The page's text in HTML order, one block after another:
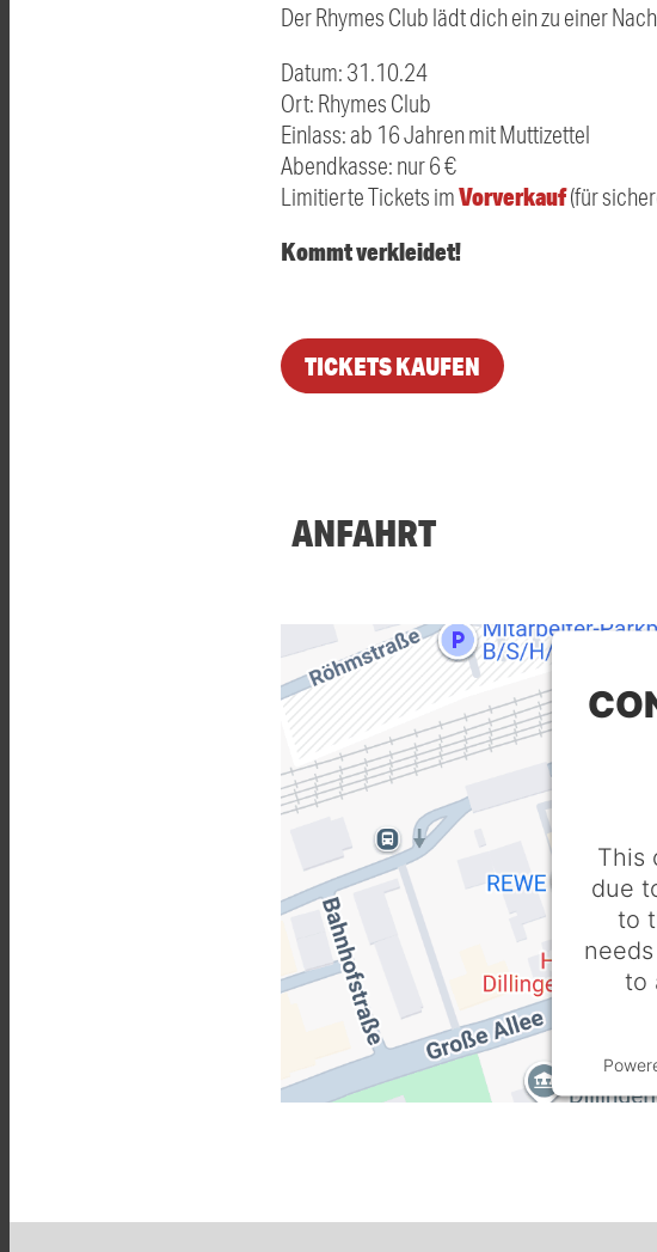
Der Rhymes Club lädt dich ein zu einer
Datum: 31.10.24
Ort: Rhymes Club
Einlass: ab 16 Jahren mit Muttizettel
Abendkasse: nur 6 €
Limitierte Tickets imVorverkauf(für
Kommt verkleidet!
TICKETS KAUFEN
ANFAHRT
This
due
to
to